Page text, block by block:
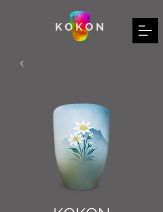
K O K O N